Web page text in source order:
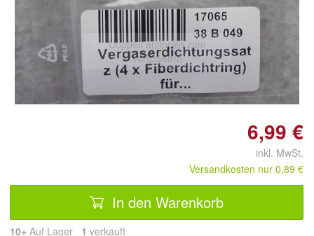
Doppelt antippen zum
vergrößern
6,99 €
inkl. MwSt.
Versandkosten nur 0,89 €
In den Warenkorb
10+ Auf Lager 1 verkauft